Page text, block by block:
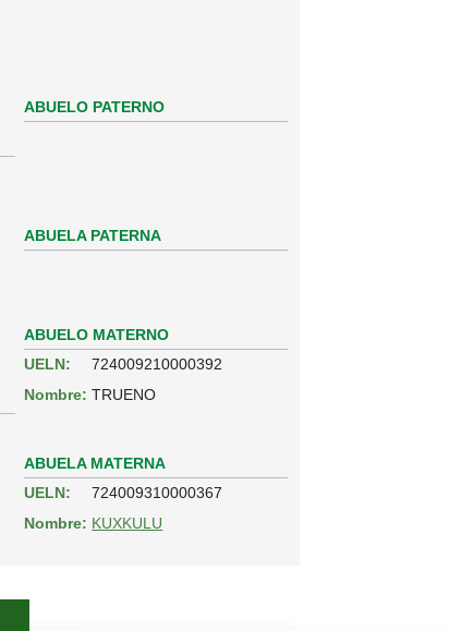
ABUELO PATERNO
ABUELA PATERNA
ABUELO MATERNO
UELN:
724009210000392
Nombre: TRUENO
ABUELA MATERNA
UELN:
724009310000367
Nombre: KUXKULU